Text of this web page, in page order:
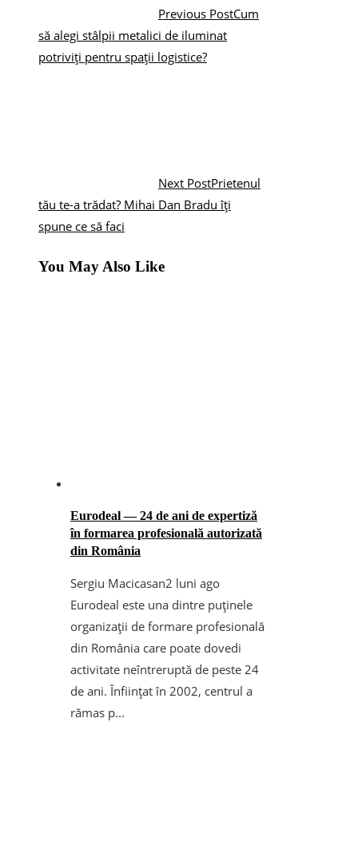
Previous PostCum
să alegi stâlpii metalici de iluminat
potriviți pentru spații logistice?
Next PostPrietenul
tău te-a trădat? Mihai Dan Bradu îți
spune ce să faci
You May Also Like
Eurodeal — 24 de ani de expertiză
în formarea profesională autorizată
din România
Sergiu Macicasan2 luni ago
Eurodeal este una dintre puținele
organizații de formare profesională
din România care poate dovedi
activitate neîntreruptă de peste 24
de ani. Înființat în 2002, centrul a
rămas p...